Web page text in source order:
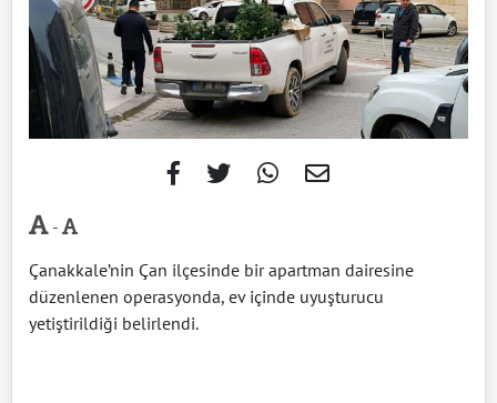
-
Çanakkale’nin Çan ilçesinde bir apartman dairesine
düzenlenen operasyonda, ev içinde uyuşturucu
yetiştirildiği belirlendi.